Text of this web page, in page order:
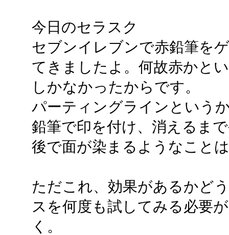
今日のセラスク
セブンイレブンで赤鉛筆を
てきましたよ。何故赤かと
しかなかったからです。
パーティングラインという
鉛筆で印を付け、消えるま
後で面が染まるようなこと
ただこれ、効果があるかど
スを何度も試してみる必要
く。